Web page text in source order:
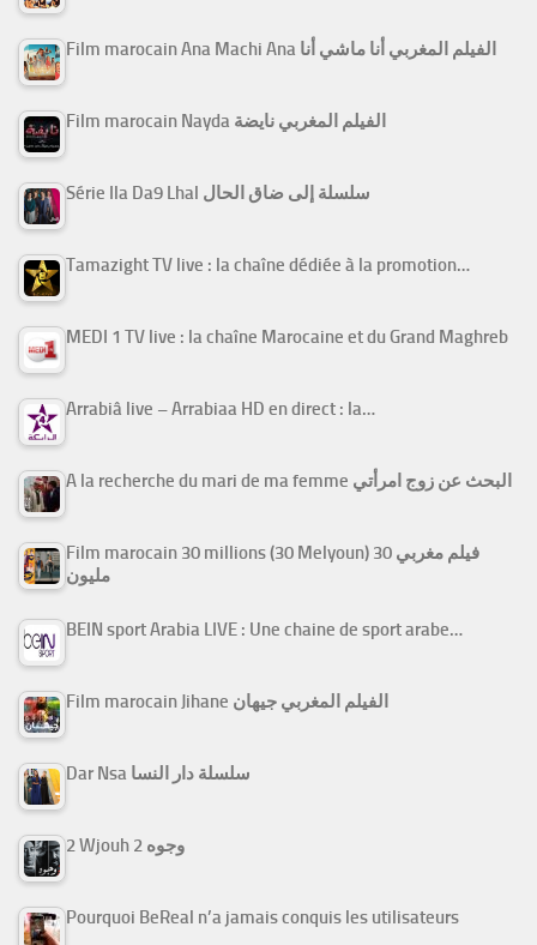
Film marocain Ana Machi Ana الفيلم المغربي أنا ماشي أنا
Film marocain Nayda الفيلم المغربي نايضة
Série Ila Da9 Lhal سلسلة إلى ضاق الحال
Tamazight TV live : la chaîne dédiée à la promotion…
MEDI 1 TV live : la chaîne Marocaine et du Grand Maghreb
Arrabiâ live – Arrabiaa HD en direct : la…
A la recherche du mari de ma femme البحث عن زوج امرأتي
Film marocain 30 millions (30 Melyoun) فيلم مغربي 30
مليون
BEIN sport Arabia LIVE : Une chaine de sport arabe…
Film marocain Jihane الفيلم المغربي جيهان
Dar Nsa سلسلة دار النسا
2 Wjouh 2 وجوه
Pourquoi BeReal n’a jamais conquis les utilisateurs